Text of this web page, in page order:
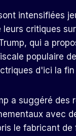
intensifiées
leurs critiques
qui a
populaire
d'ici la
a suggéré des
avec
le fabricant de